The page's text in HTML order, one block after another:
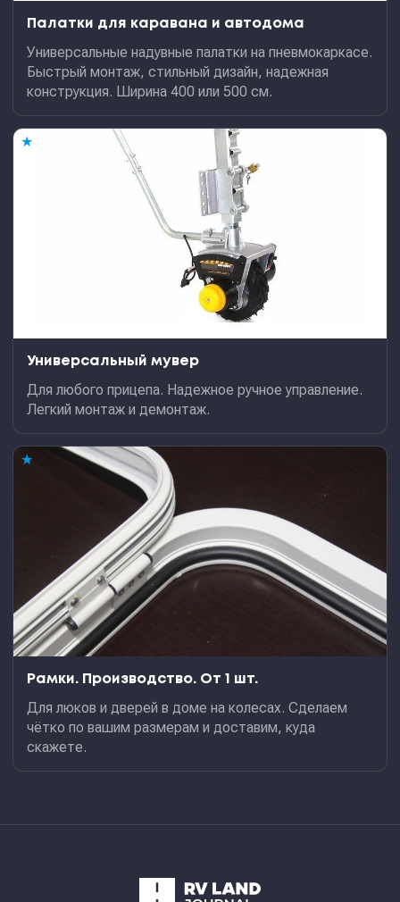
Палатки для каравана и автодома
Универсальные надувные палатки на пневмокаркасе.
Быстрый монтаж, стильный дизайн, надежная
конструкция. Ширина 400 или 500 см.
★
Универсальный мувер
Для любого прицепа. Надежное ручное управление.
Легкий монтаж и демонтаж.
★
Рамки. Производство. От 1 шт.
Для люков и дверей в доме на колесах. Сделаем
чётко по вашим размерам и доставим, куда
скажете.